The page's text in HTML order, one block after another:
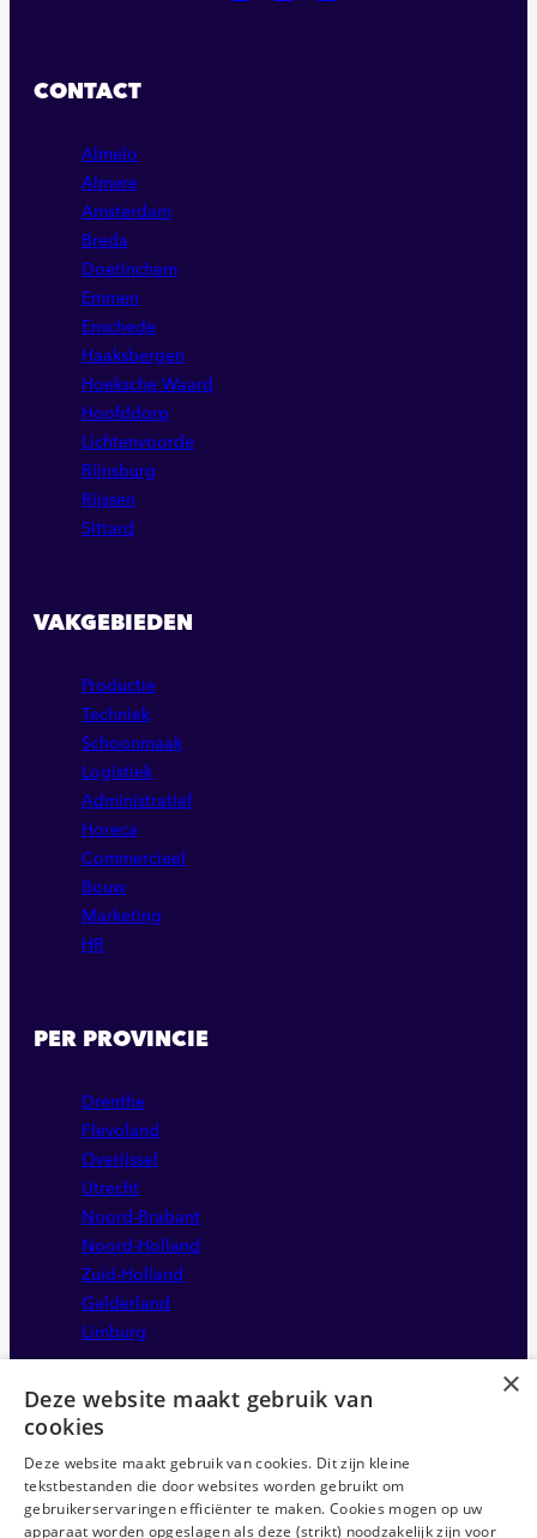
CONTACT
Almelo
Almere
Amsterdam
Breda
Doetinchem
Emmen
Enschede
Haaksbergen
Hoeksche Waard
Hoofddorp
Lichtenvoorde
Rijnsburg
Rijssen
Sittard
VAKGEBIEDEN
Productie
Techniek
Schoonmaak
Logistiek
Administratief
Horeca
Commercieel
Bouw
Marketing
HR
PER PROVINCIE
Drenthe
Flevoland
Overijssel
Utrecht
Noord-Brabant
Noord-Holland
Zuid-Holland
Gelderland
Limburg
×
Deze website maakt gebruik van
cookies
Deze website maakt gebruik van cookies. Dit zijn kleine
tekstbestanden die door websites worden gebruikt om
gebruikerservaringen efficiënter te maken. Cookies mogen op uw
apparaat worden opgeslagen als deze (strikt) noodzakelijk zijn voor